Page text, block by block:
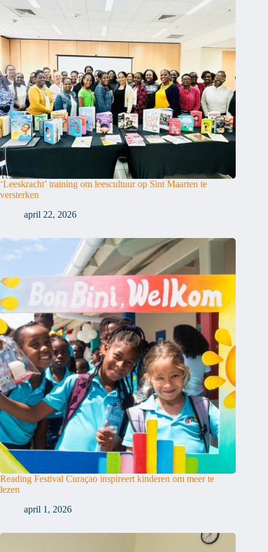
‘Leeskracht’ training om leescultuur op Sint Maarten te
versterken
april 22, 2026
Reading Festival Curaçao inspireert kinderen om meer te
lezen
april 1, 2026